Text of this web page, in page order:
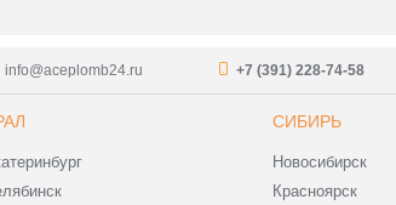
info@aceplomb24.ru +7 (391) 228-74-58
СИБИРЬ
Новосибирск
Красноярск